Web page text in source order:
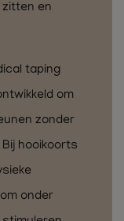
zitten en
taping
om
zonder
hooikoorts
onder